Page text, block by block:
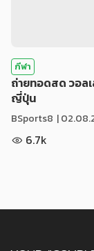
กีฬา
ถ่ายทอดสด วอล
ญี่ปุ่น
BSports8 |
6.7k